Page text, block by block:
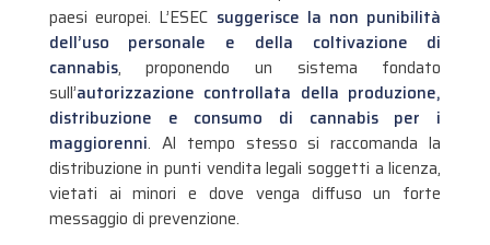
paesi europei. L’ESEC suggerisce la non punibilità
dell’uso personale e della coltivazione di
cannabis, proponendo un sistema fondato
sull’autorizzazione controllata della produzione,
distribuzione e consumo di cannabis per i
maggiorenni. Al tempo stesso si raccomanda la
distribuzione in punti vendita legali soggetti a licenza,
vietati ai minori e dove venga diffuso un forte
messaggio di prevenzione.